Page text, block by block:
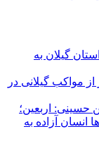
گیلان به
از مواکب گیلانی در
حسینی: اربعین؛
انسان آزاده به